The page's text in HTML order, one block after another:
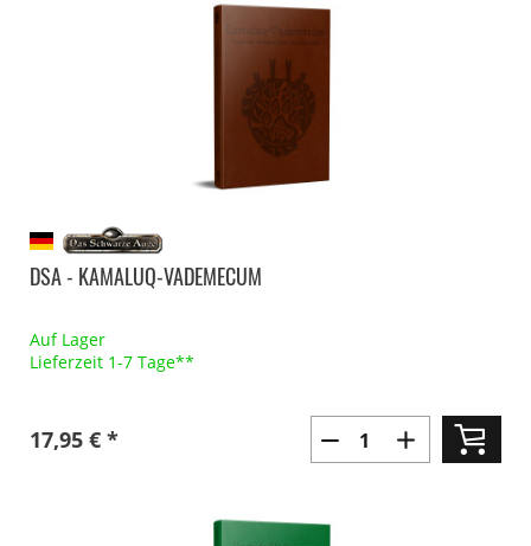
DSA - KAMALUQ-VADEMECUM
Auf Lager
Lieferzeit 1-7 Tage**
17,95 € *